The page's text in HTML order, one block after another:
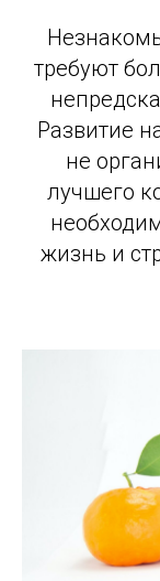
требуют
Развитие
не
лучшего
жизнь и